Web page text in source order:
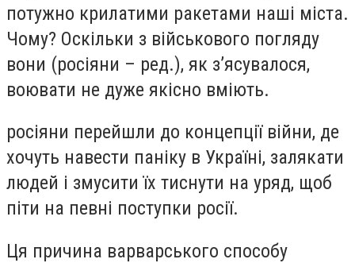
потужно крилатими ракетами наші міста.
Чому? Оскільки з військового погляду
вони (росіяни – ред.), як з’ясувалося,
воювати не дуже якісно вміють.
росіяни перейшли до концепції війни, де
хочуть навести паніку в Україні, залякати
людей і змусити їх тиснути на уряд, щоб
піти на певні поступки росії.
Ця причина варварського способу